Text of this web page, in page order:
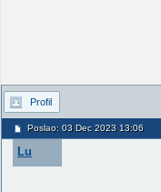
Profil
Poslao: 03 Dec 2023 13:06
Lu